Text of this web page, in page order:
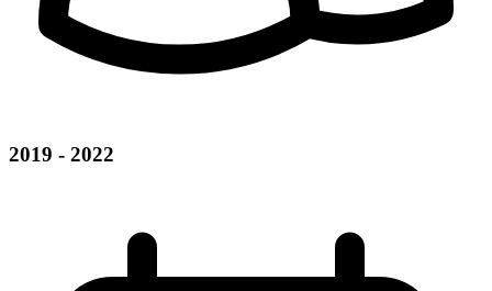
2019 - 2022